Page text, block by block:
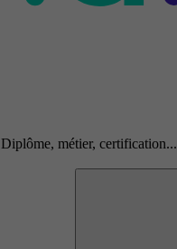
Diplôme, métier, certification...